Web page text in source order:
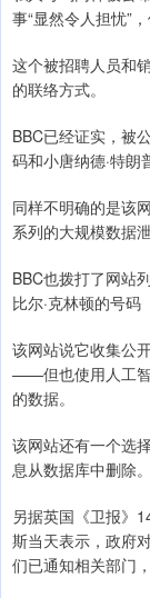
事“显然令人担忧”
这个被招聘人员和
的联络方式。
BBC已经证实，被
码和小唐纳德·特朗
同样不明确的是该
系列的大规模数据泄
BBC也拨打了网站
比尔·克林顿的号码
该网站说它收集公
——但也使用人工智
的数据。
该网站还有一个选
息从数据库中删除。
另据英国《卫报》
斯当天表示，政府
们已通知相关部门